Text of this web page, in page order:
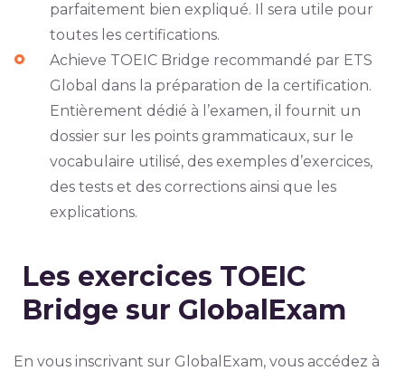
parfaitement bien expliqué. Il sera utile pour
toutes les certifications.
Achieve TOEIC Bridge recommandé par ETS
Global dans la préparation de la certification.
Entièrement dédié à l’examen, il fournit un
dossier sur les points grammaticaux, sur le
vocabulaire utilisé, des exemples d’exercices,
des tests et des corrections ainsi que les
explications.
Les exercices TOEIC
Bridge sur GlobalExam
En vous inscrivant sur GlobalExam, vous accédez à